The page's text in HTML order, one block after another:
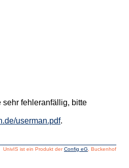
sehr fehleranfällig, bitte
userman.pdf.
UnivIS ist ein Produkt derConfig eG , Buckenhof